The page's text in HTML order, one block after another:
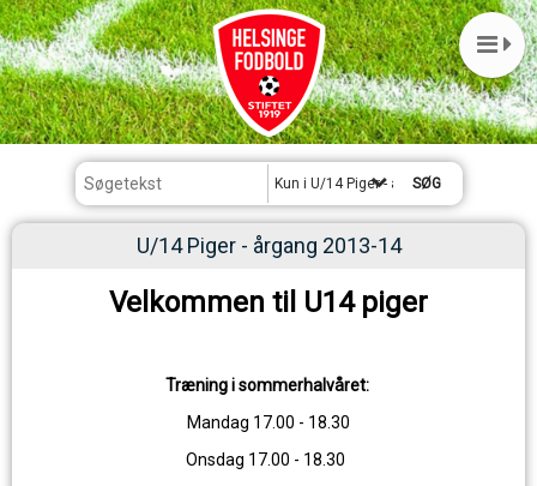
Kun i U/14 Piger - årgang 2013-14
U/14 Piger - årgang 2013-14
Velkommen til U14 piger
Træning i sommerhalvåret:
Mandag 17.00 - 18.30
Onsdag 17.00 - 18.30